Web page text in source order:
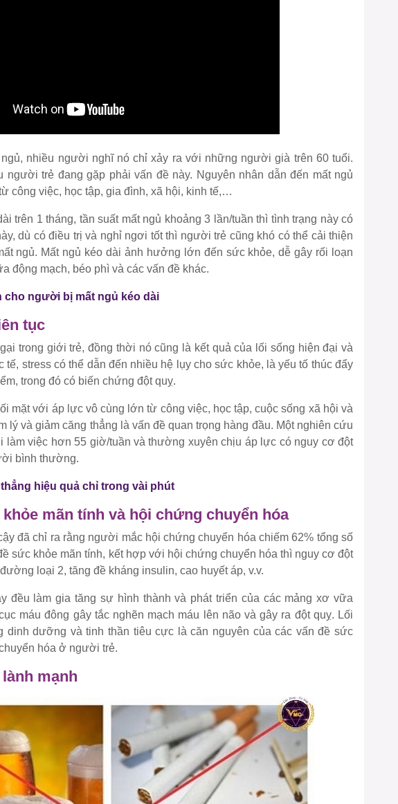
ngủ, nhiều người nghĩ nó chỉ xảy ra với những người già trên 60 tuổi.
người trẻ đang gặp phải vấn đề này. Nguyên nhân dẫn đến mất ngủ
công việc, học tập, gia đình, xã hội, kinh tế,…
trên 1 tháng, tần suất mất ngủ khoảng 3 lần/tuần thì tình trạng này có
dù có điều trị và nghỉ ngơi tốt thì người trẻ cũng khó có thể cải thiện
ngủ. Mất ngủ kéo dài ảnh hưởng lớn đến sức khỏe, dễ gây rối loạn
động mạch, béo phì và các vấn đề khác.
cho người bị mất ngủ kéo dài
tục
trong giới trẻ, đồng thời nó cũng là kết quả của lối sống hiện đại và
tế, stress có thể dẫn đến nhiều hệ lụy cho sức khỏe, là yếu tố thúc đẩy
trong đó có biến chứng đột quỵ.
mặt với áp lực vô cùng lớn từ công việc, học tập, cuộc sống xã hội và
lý và giảm căng thẳng là vấn đề quan trọng hàng đầu. Một nghiên cứu
làm việc hơn 55 giờ/tuần và thường xuyên chịu áp lực có nguy cơ đột
bình thường.
thẳng hiệu quả chỉ trong vài phút
mãn tính và hội chứng chuyển hóa
đã chỉ ra rằng người mắc hội chứng chuyển hóa chiếm 62% tổng số
sức khỏe mãn tính, kết hợp với hội chứng chuyển hóa thì nguy cơ đột
loại 2, tăng đề kháng insulin, cao huyết áp, v.v.
đều làm gia tăng sự hình thành và phát triển của các mảng xơ vữa
máu đông gây tắc nghẽn mạch máu lên não và gây ra đột quỵ. Lối
dinh dưỡng và tinh thần tiêu cực là căn nguyên của các vấn đề sức
hóa ở người trẻ.
mạnh